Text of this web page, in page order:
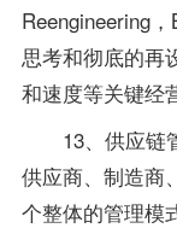
Reengineering
思考和彻底的再
和速度等关键经
13、供应链管
供应商、制造商
个整体的管理模